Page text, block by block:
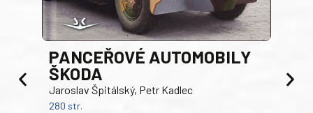
PANCEŘOVÉ AUTOMOBILY
ŠKODA
Jaroslav Špitálský, Petr Kadlec
280 str.